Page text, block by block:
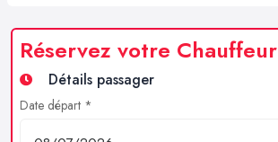
Réservez votre Chauffeur
Détails passager
Date départ *